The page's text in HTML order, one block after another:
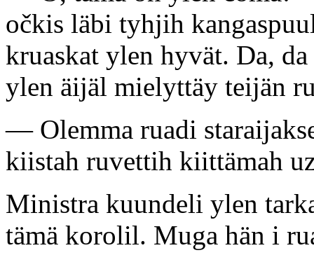
očkis läbi tyhjih
kruaskat ylen hyvät. Da,
ylen äijäl mielyttäy teijän
— Olemma ruadi
kiistah ruvettih kiittämah
Ministra kuundeli ylen
tämä korolil. Muga hän i